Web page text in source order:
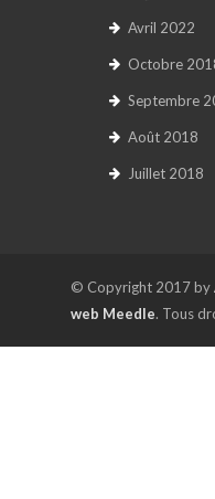
Avril 2022
Octobre
Septembre
Août 2018
Juillet 2018
© Copyright 2017 by
web Meedle. Tous